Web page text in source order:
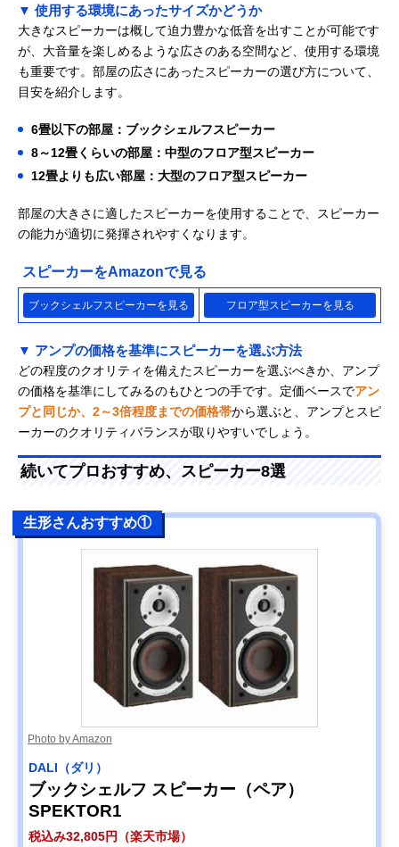
▼ 使用する環境にあったサイズかどうか
大きなスピーカーは概して迫力豊かな低音を出すことが可能です
が、大音量を楽しめるような広さのある空間など、使用する環境
も重要です。部屋の広さにあったスピーカーの選び方について、
目安を紹介します。
6畳以下の部屋：ブックシェルフスピーカー
8～12畳くらいの部屋：中型のフロア型スピーカー
12畳よりも広い部屋：大型のフロア型スピーカー
部屋の大きさに適したスピーカーを使用することで、スピーカー
の能力が適切に発揮されやすくなります。
スピーカーをAmazonで見る
ブックシェルフスピーカーを見る フロア型スピーカーを見る
▼ アンプの価格を基準にスピーカーを選ぶ方法
どの程度のクオリティを備えたスピーカーを選ぶべきか、アンプ
の価格を基準にしてみるのもひとつの手です。定価ベースでアン
プと同じか、2～3倍程度までの価格帯から選ぶと、アンプとスピ
ーカーのクオリティバランスが取りやすいでしょう。
続いてプロおすすめ、スピーカー8選
生形さんおすすめ①
Photo by Amazon
DALI（ダリ）
ブックシェルフ スピーカー（ペア）
SPEKTOR1
税込み32,805円（楽天市場）